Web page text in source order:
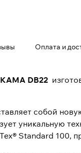
Оплата и
KAMA DB22
собой
уникальную
Standard 100,